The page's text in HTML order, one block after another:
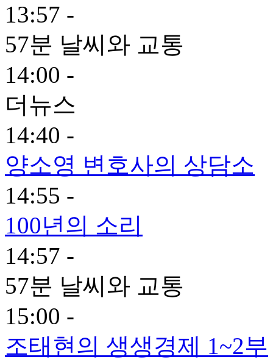
13:57 -
57분 날씨와 교통
14:00 -
더뉴스
14:40 -
양소영 변호사의 상담소
14:55 -
100년의 소리
14:57 -
57분 날씨와 교통
15:00 -
조태현의 생생경제 1~2부